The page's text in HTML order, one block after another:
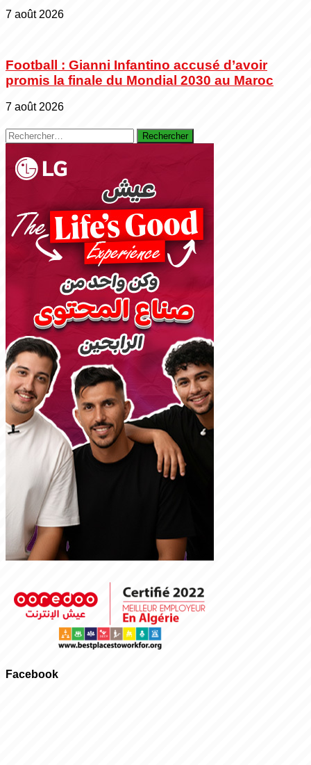
7 août 2026
Football : Gianni Infantino accusé d’avoir
promis la finale du Mondial 2030 au Maroc
7 août 2026
Rechercher :
Facebook